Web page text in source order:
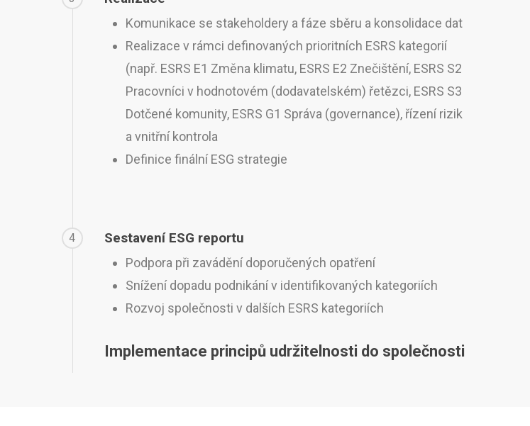
Komunikace se stakeholdery a fáze sběru a konsolidace dat
Realizace v rámci definovaných prioritních ESRS kategorií
(např. ESRS E1 Změna klimatu, ESRS E2 Znečištění, ESRS S2
Pracovníci v hodnotovém (dodavatelském) řetězci, ESRS S3
Dotčené komunity, ESRS G1 Správa (governance), řízení rizik
a vnitřní kontrola
Definice finální ESG strategie
4 Sestavení ESG reportu
Podpora při zavádění doporučených opatření
Snížení dopadu podnikání v identifikovaných kategoriích
Rozvoj společnosti v dalších ESRS kategoriích
Implementace principů udržitelnosti do společnosti